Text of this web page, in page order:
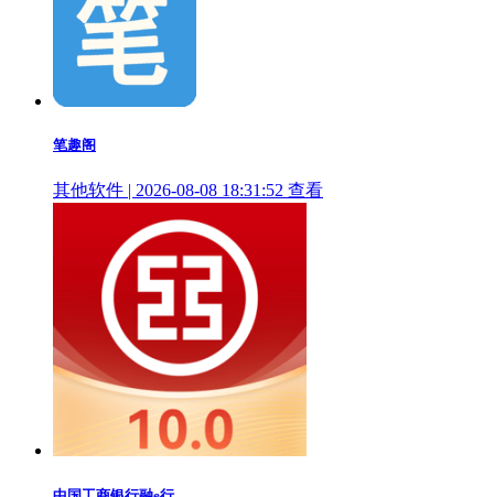
笔趣阁
其他软件 | 2026-08-08 18:31:52 查看